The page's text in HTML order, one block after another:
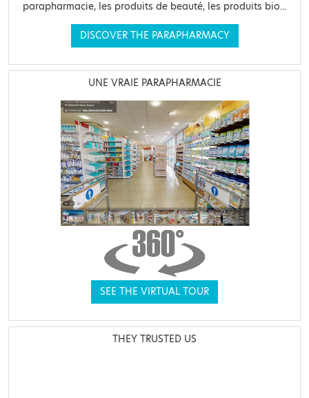
parapharmacie, les produits de beauté, les produits bio...
DISCOVER THE PARAPHARMACY
UNE VRAIE PARAPHARMACIE
SEE THE VIRTUAL TOUR
THEY TRUSTED US